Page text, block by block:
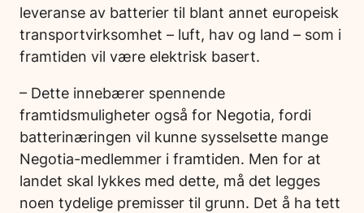
leveranse av batterier til blant annet europeisk
transportvirksomhet – luft, hav og land – som i
framtiden vil være elektrisk basert.
– Dette innebærer spennende
framtidsmuligheter også for Negotia, fordi
batterinæringen vil kunne sysselsette mange
Negotia-medlemmer i framtiden. Men for at
landet skal lykkes med dette, må det legges
noen tydelige premisser til grunn. Det å ha tett